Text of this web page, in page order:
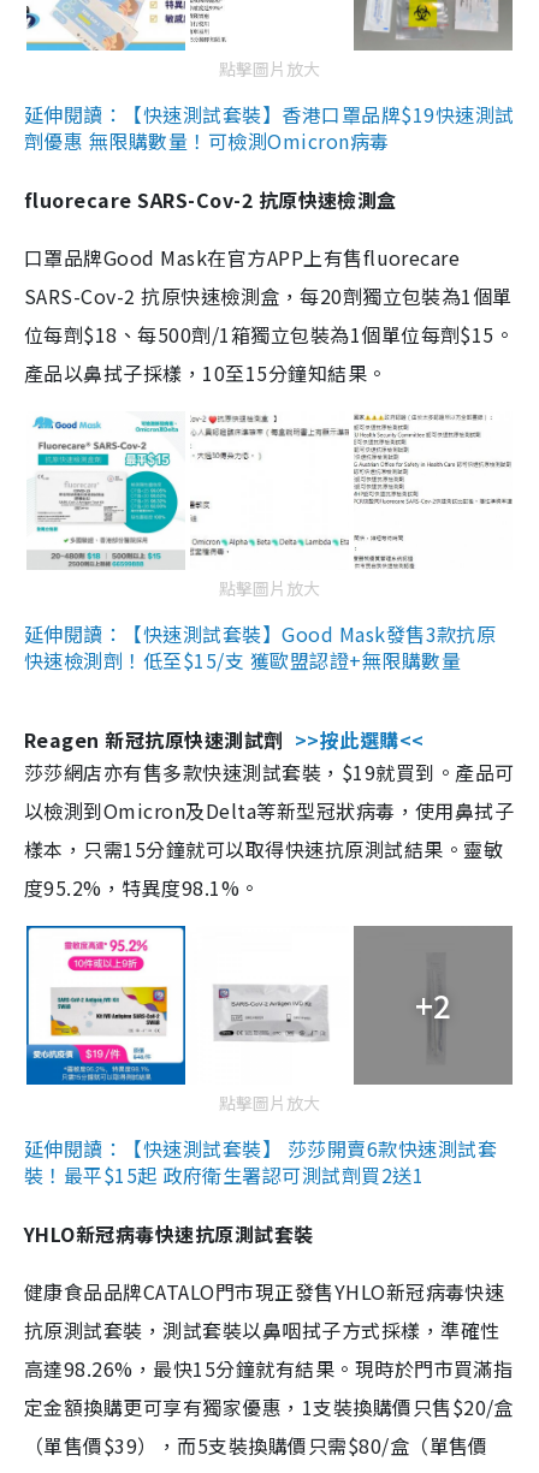
點擊圖片放大
延伸閱讀：【快速測試套裝】香港口罩品牌$19快速測試
劑優惠 無限購數量！可檢測Omicron病毒
fluorecare SARS-Cov-2 抗原快速檢測盒
口罩品牌Good Mask在官方APP上有售fluorecare
SARS-Cov-2 抗原快速檢測盒，每20劑獨立包裝為1個單
位每劑$18、每500劑/1箱獨立包裝為1個單位每劑$15。
產品以鼻拭子採樣，10至15分鐘知結果。
點擊圖片放大
延伸閱讀：【快速測試套裝】Good Mask發售3款抗原
快速檢測劑！低至$15/支 獲歐盟認證+無限購數量
Reagen 新冠抗原快速測試劑 >>按此選購<<
莎莎網店亦有售多款快速測試套裝，$19就買到。產品可
以檢測到Omicron及Delta等新型冠狀病毒，使用鼻拭子
樣本，只需15分鐘就可以取得快速抗原測試結果。靈敏
度95.2%，特異度98.1%。
+2
點擊圖片放大
延伸閱讀：【快速測試套裝】 莎莎開賣6款快速測試套
裝！最平$15起 政府衛生署認可測試劑買2送1
YHLO新冠病毒快速抗原測試套裝
健康食品品牌CATALO門市現正發售YHLO新冠病毒快速
抗原測試套裝，測試套裝以鼻咽拭子方式採樣，準確性
高達98.26%，最快15分鐘就有結果。現時於門市買滿指
定金額換購更可享有獨家優惠，1支裝換購價只售$20/盒
（單售價$39），而5支裝換購價只需$80/盒（單售價